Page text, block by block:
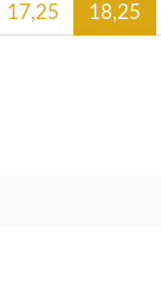
17,25 18,25